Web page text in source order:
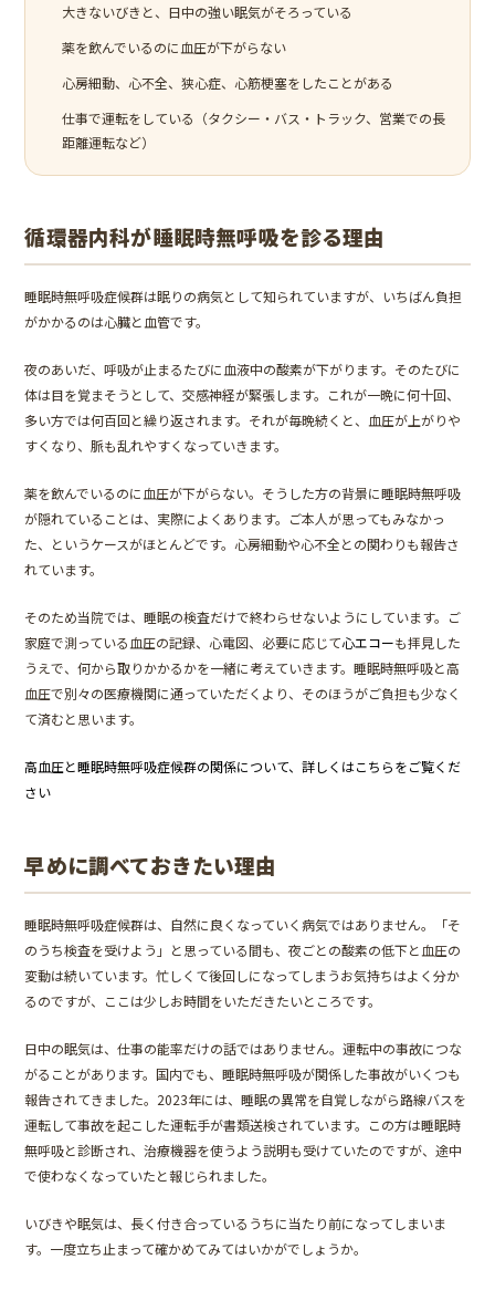
大きないびきと、日中の強い眠気がそろっている
薬を飲んでいるのに血圧が下がらない
心房細動、心不全、狭心症、心筋梗塞をしたことがある
仕事で運転をしている（タクシー・バス・トラック、営業での長
距離運転など）
循環器内科が睡眠時無呼吸を診る理由
睡眠時無呼吸症候群は眠りの病気として知られていますが、いちばん負担
がかかるのは心臓と血管です。
夜のあいだ、呼吸が止まるたびに血液中の酸素が下がります。そのたびに
体は目を覚まそうとして、交感神経が緊張します。これが一晩に何十回、
多い方では何百回と繰り返されます。それが毎晩続くと、血圧が上がりや
すくなり、脈も乱れやすくなっていきます。
薬を飲んでいるのに血圧が下がらない。そうした方の背景に睡眠時無呼吸
が隠れていることは、実際によくあります。ご本人が思ってもみなかっ
た、というケースがほとんどです。心房細動や心不全との関わりも報告さ
れています。
そのため当院では、睡眠の検査だけで終わらせないようにしています。ご
家庭で測っている血圧の記録、心電図、必要に応じて心エコーも拝見した
うえで、何から取りかかるかを一緒に考えていきます。睡眠時無呼吸と高
血圧で別々の医療機関に通っていただくより、そのほうがご負担も少なく
て済むと思います。
高血圧と睡眠時無呼吸症候群の関係について、詳しくはこちらをご覧くだ
さい
早めに調べておきたい理由
睡眠時無呼吸症候群は、自然に良くなっていく病気ではありません。「そ
のうち検査を受けよう」と思っている間も、夜ごとの酸素の低下と血圧の
変動は続いています。忙しくて後回しになってしまうお気持ちはよく分か
るのですが、ここは少しお時間をいただきたいところです。
日中の眠気は、仕事の能率だけの話ではありません。運転中の事故につな
がることがあります。国内でも、睡眠時無呼吸が関係した事故がいくつも
報告されてきました。2023年には、睡眠の異常を自覚しながら路線バスを
運転して事故を起こした運転手が書類送検されています。この方は睡眠時
無呼吸と診断され、治療機器を使うよう説明も受けていたのですが、途中
で使わなくなっていたと報じられました。
いびきや眠気は、長く付き合っているうちに当たり前になってしまいま
す。一度立ち止まって確かめてみてはいかがでしょうか。